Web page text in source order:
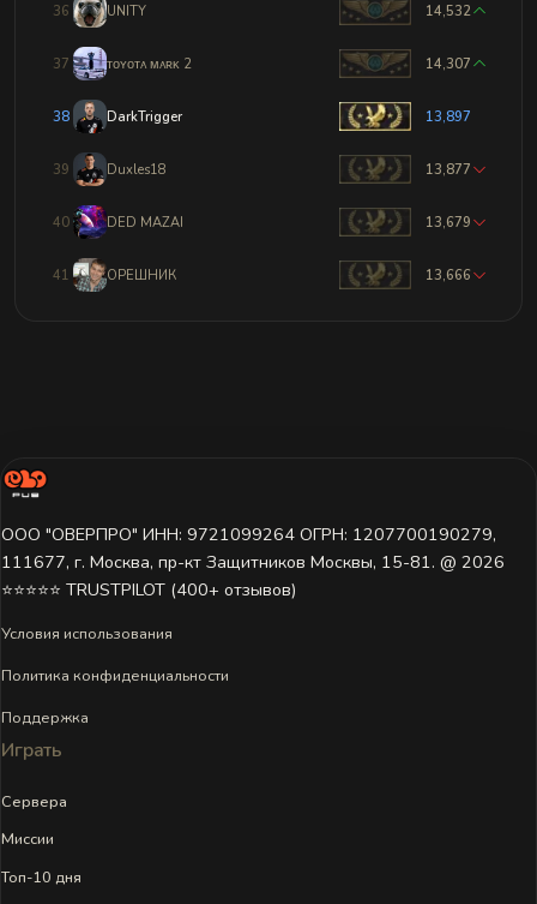
36 UNITY 14,532
37 ᴛᴏʏᴏᴛᴀ ᴍᴀʀᴋ 2 14,307
38 DarkTrigger 13,897
39 Duxles18 13,877
40 DED MAZAI 13,679
41 ОРЕШНИК 13,666
ООО "ОВЕРПРО" ИНН: 9721099264 ОГРН: 1207700190279,
111677, г. Москва, пр-кт Защитников Москвы, 15-81. @ 2026 ㅤ
⭐⭐⭐⭐⭐ TRUSTPILOT (400+ отзывов)
Условия использования
Политика конфиденциальности
Поддержка
Играть
Сервера
Миссии
Топ-10 дня